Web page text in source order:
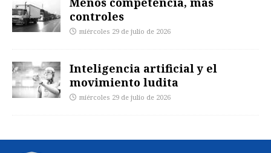
controles
miércoles 29 de julio de 2026
Inteligencia artificial y el
movimiento ludita
miércoles 29 de julio de 2026